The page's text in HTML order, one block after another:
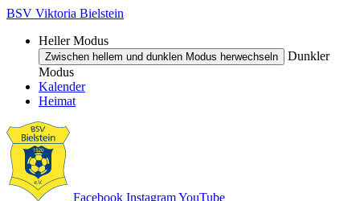
BSV Viktoria Bielstein
Heller Modus
Zwischen hellem und dunklen Modus herwechseln
Dunkler
Modus
Kalender
Heimat
Facebook InstagramYouTube